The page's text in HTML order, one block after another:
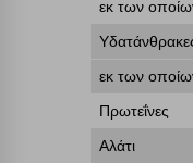
εκ των
εκ των
Πρωτεΐνες
Αλάτι
Απολύτως απαραίτητα